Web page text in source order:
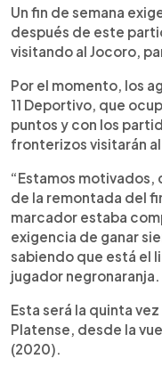
Un fin de semana
después de este
visitando al Jocoro,
Por el momento, los
11 Deportivo, que
puntos y con los
fronterizos visitarán
“Estamos motivados,
de la remontada del
marcador estaba
exigencia de ganar
sabiendo que está el
jugador negronaranja.
Esta será la quinta
Platense, desde la
(2020).